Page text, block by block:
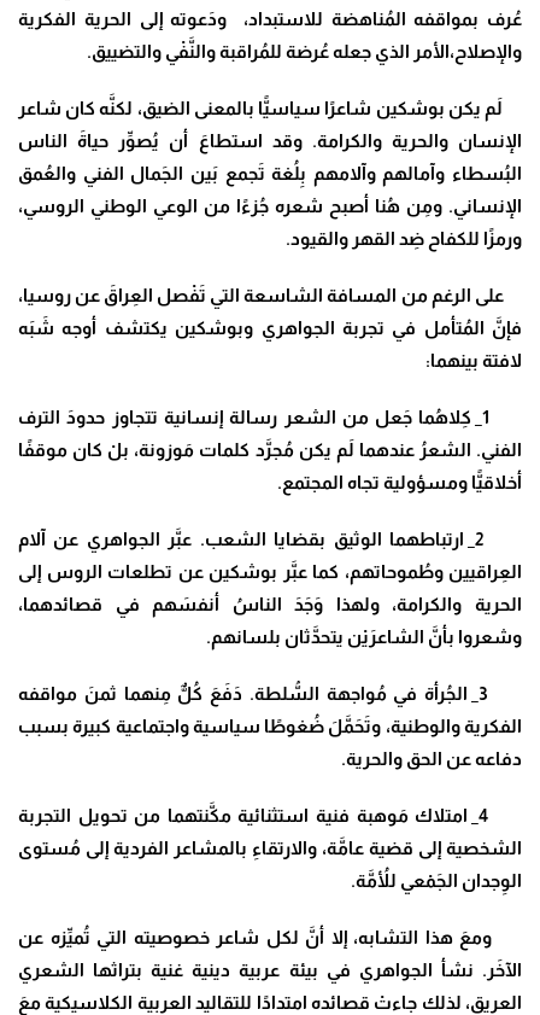
عُرف بمواقفه المُناهضة للاستبداد، ودَعوته إلى الحرية الفكرية
والإصلاح،الأمر الذي جعله عُرضة للمُراقبة والنَّفْي والتضييق.
لَم يكن بوشكين شاعرًا سياسيًّا بالمعنى الضيق، لكنَّه كان شاعر
الإنسان والحرية والكرامة. وقد استطاعَ أن يُصوِّر حياةَ الناس
البُسطاء وآمالهم وآلامهم بِلُغة تَجمع بَين الجَمال الفني والعُمق
الإنساني. ومِن هُنا أصبح شعره جُزءًا من الوعي الوطني الروسي،
ورمزًا للكفاح ضِد القهر والقيود.
على الرغم من المسافة الشاسعة التي تَفْصل العِراقَ عن روسيا،
فإنَّ المُتأمل في تجربة الجواهري وبوشكين يكتشف أوجه شَبَه
لافتة بينهما:
1_ كِلاهُما جَعل من الشعر رسالة إنسانية تتجاوز حدودَ الترف
الفني. الشعرُ عندهما لَم يكن مُجرَّد كلمات مَوزونة، بلْ كان موقفًا
أخلاقيًّا ومسؤولية تجاه المجتمع.
2_ ارتباطهما الوثيق بقضايا الشعب. عبَّر الجواهري عن آلام
العِراقيين وطُموحاتهم، كما عبَّر بوشكين عن تطلعات الروس إلى
الحرية والكرامة، ولهذا وَجَدَ الناسُ أنفسَهم في قصائدهما،
وشعروا بأنَّ الشاعرَيْن يتحدَّثان بلسانهم.
3_ الجُرأة في مُواجهة السُّلطة. دَفَعَ كُلٌّ مِنهما ثمنَ مواقفه
الفكرية والوطنية، وتَحَمَّلَ ضُغوطًا سياسية واجتماعية كبيرة بسبب
دفاعه عن الحق والحرية.
4_ امتلاك مَوهبة فنية استثنائية مكَّنتهما من تحويل التجربة
الشخصية إلى قضية عامَّة، والارتقاءِ بالمشاعر الفردية إلى مُستوى
الوِجدان الجَمْعي للأُمَّة.
ومعَ هذا التشابه، إلا أنَّ لكل شاعر خصوصيته التي تُميِّزه عن
الآخَر. نشأ الجواهري في بيئة عربية دينية غنية بتراثها الشعري
العريق، لذلك جاءتْ قصائده امتدادًا للتقاليد العربية الكلاسيكية معَ